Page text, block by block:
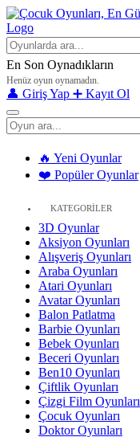
En Son Oynadıkların
Henüz oyun oynamadın.
👤 Giriş Yap ➕ Kayıt Ol
🔥 Yeni Oyunlar
❤️ Popüler Oyunlar
KATEGORİLER
3D Oyunlar
Aksiyon Oyunları
Alışveriş Oyunları
Araba Oyunları
Atari Oyunları
Avatar Oyunları
Balon Patlatma
Barbie Oyunları
Bebek Oyunları
Beceri Oyunları
Ben10 Oyunları
Çiftlik Oyunları
Çizgi Film Oyunları
Çocuk Oyunları
Doktor Oyunları